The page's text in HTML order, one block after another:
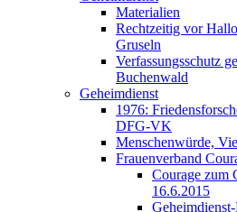
Materialien
Rechtzeitig vor
Gruseln
Verfassungsschutz
Buchenwald
Geheimdienst
1976:
DFG-VK
Menschenwürde,
Frauenverband
Courage zum
16.6.2015